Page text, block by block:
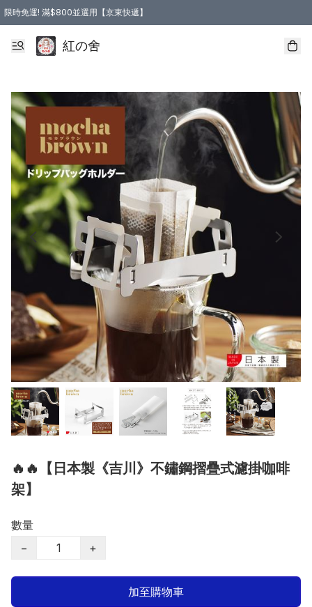
限時免運! 滿$800並選用【京東快遞】
紅の舍
🔥🔥【日本製《吉川》不鏽鋼摺疊式濾掛咖啡
架】
數量
−
+
加至購物車